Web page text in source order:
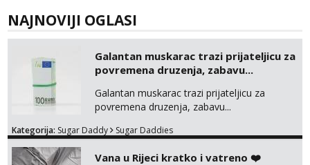
Biljana
- Kod: #132
tel:0,93€ - mob:1,12€ min
Alisa
Čekam tvoj poziv!
NAJNOVIJI OGLASI
Galantan muskarac trazi prijateljicu za
povremena druzenja, zabavu...
Galantan muskarac trazi prijateljicu za
povremena druzenja, zabavu...
Kategorija: Sugar Daddy Sugar Daddies
Vana u Rijeci kratko i vatreno ❤️